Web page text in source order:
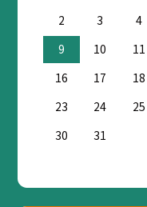
2
3 4
9
10 11
16
17 18
23
24 25
30
31